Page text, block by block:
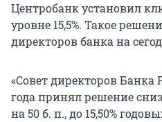
Центробанк установил
уровне 15,5%. Такое
директоров банка на
«Совет директоров Банка
года принял решение
на 50 б. п., до 15,50%